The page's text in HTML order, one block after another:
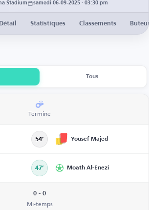
Stadium samedi 06-09-2025 · 03:30 pm
Détail Statistiques Classements
Tous
Terminé
54’ Yousef Majed
47’ Moath Al-Enezi
0 - 0
Mi-temps